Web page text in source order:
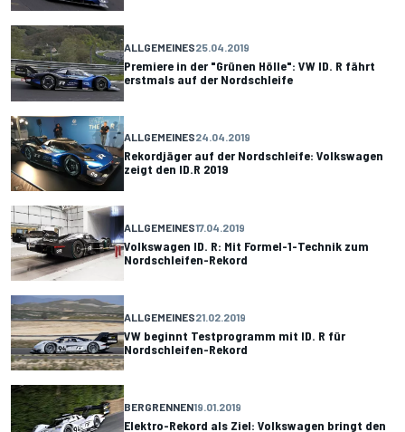
ALLGEMEINES25.04.2019
Premiere in der "Grünen Hölle": VW ID. R fährt
erstmals auf der Nordschleife
ALLGEMEINES24.04.2019
Rekordjäger auf der Nordschleife: Volkswagen
zeigt den ID.R 2019
ALLGEMEINES17.04.2019
Volkswagen ID. R: Mit Formel-1-Technik zum
Nordschleifen-Rekord
ALLGEMEINES21.02.2019
VW beginnt Testprogramm mit ID. R für
Nordschleifen-Rekord
BERGRENNEN19.01.2019
Elektro-Rekord als Ziel: Volkswagen bringt den